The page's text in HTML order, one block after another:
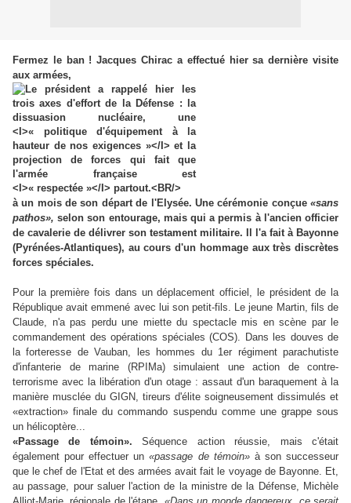
Fermez le ban ! Jacques Chirac a effectué hier sa dernière visite
aux armées,
à un mois de son départ de l'Elysée. Une cérémonie conçue «sans
pathos»,selon son entourage, mais qui a permis à l'ancien officier
de cavalerie de délivrer son testament militaire. Il l'a fait à Bayonne
(Pyrénées-Atlantiques), au cours d'un hommage aux très discrètes
forces spéciales.
Pour la première fois dans un déplacement officiel, le président de la
République avait emmené avec lui son petit-fils. Le jeune Martin, fils de
Claude, n'a pas perdu une miette du spectacle mis en scène par le
commandement des opérations spéciales (COS). Dans les douves de
la forteresse de Vauban, les hommes du 1er régiment parachutiste
d'infanterie de marine (RPIMa) simulaient une action de contre-
terrorisme avec la libération d'un otage : assaut d'un baraquement à la
manière musclée du GIGN, tireurs d'élite soigneusement dissimulés et
«extraction» finale du commando suspendu comme une grappe sous
un hélicoptère...
«Passage de témoin».Séquence action réussie, mais c'était
également pour effectuer un«passage de témoin» à son successeur
que le chef de l'Etat et des armées avait fait le voyage de Bayonne. Et,
au passage, pour saluer l'action de la ministre de la Défense, Michèle